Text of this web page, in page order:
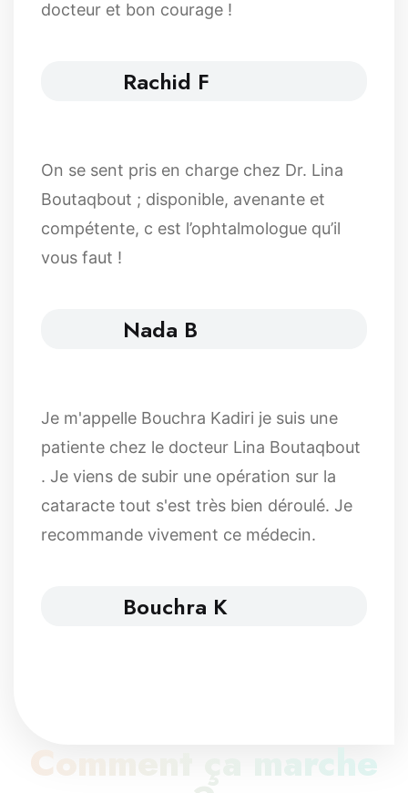
docteur et bon courage !
Rachid F
On se sent pris en charge chez Dr. Lina
Boutaqbout ; disponible, avenante et
compétente, c est l’ophtalmologue qu’il
vous faut !
Nada B
Je m'appelle Bouchra Kadiri je suis une
patiente chez le docteur Lina Boutaqbout
. Je viens de subir une opération sur la
cataracte tout s'est très bien déroulé. Je
recommande vivement ce médecin.
Bouchra K
Comment ça marche